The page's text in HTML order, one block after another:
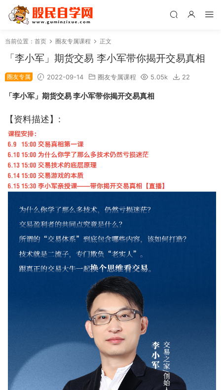
当前位置： 首页 圈友专属课程 正文
「李小军」期货交易 李小军带你揭开交易真相
圈友专属 2022-09-14 圈友专属课程 5.05k 22
「李小军」期货交易 李小军带你揭开交易真相
【资料描述】: